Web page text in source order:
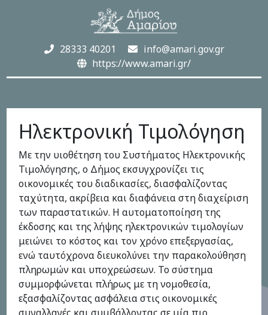
28333 40201
info@amari.gov.gr
https://www.amari.gr/
Ηλεκτρονική Τιμολόγηση
Με την υιοθέτηση του Συστήματος Ηλεκτρονικής
Τιμολόγησης, ο Δήμος εκσυγχρονίζει τις
οικονομικές του διαδικασίες, διασφαλίζοντας
ταχύτητα, ακρίβεια και διαφάνεια στη διαχείριση
των παραστατικών. Η αυτοματοποίηση της
έκδοσης και της λήψης ηλεκτρονικών τιμολογίων
μειώνει το κόστος και τον χρόνο επεξεργασίας,
ενώ ταυτόχρονα διευκολύνει την παρακολούθηση
πληρωμών και υποχρεώσεων. Το σύστημα
συμμορφώνεται πλήρως με τη νομοθεσία,
εξασφαλίζοντας ασφάλεια στις οικονομικές